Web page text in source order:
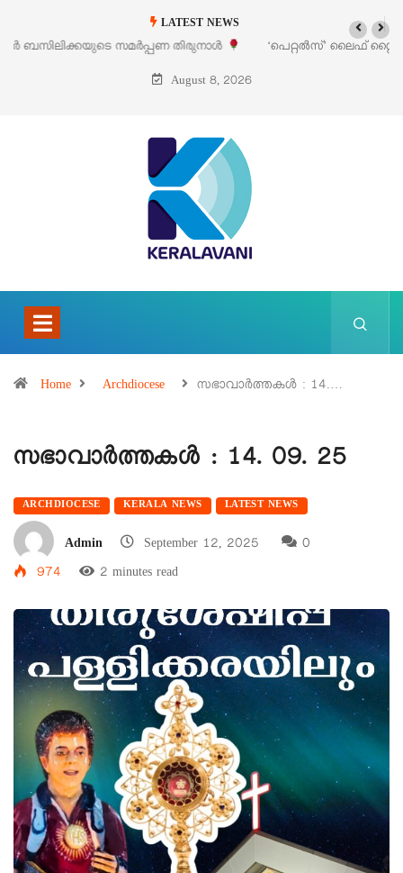
LATEST NEWS
‘പെറ്റൽസ്’ ലൈഫ് സ്റ്റൈൽ എക്സിബിഷനും സെയിലും ഓഗസ്റ്റ് 8-ന്
പെരുമാനൂരിൽ
August 8, 2026
Home Archdiocese സഭാവാര്‍ത്തകള്‍ : 14.…
സഭാവാര്‍ത്തകള്‍ : 14. 09. 25
ARCHDIOCESE KERALA NEWS LATEST NEWS
Admin September 12, 2025
0
974
2 minutes read